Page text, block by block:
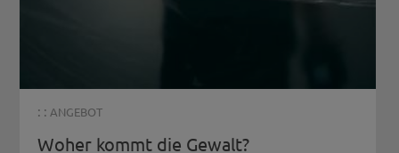
: : ANGEBOT
Woher kommt die Gewalt?